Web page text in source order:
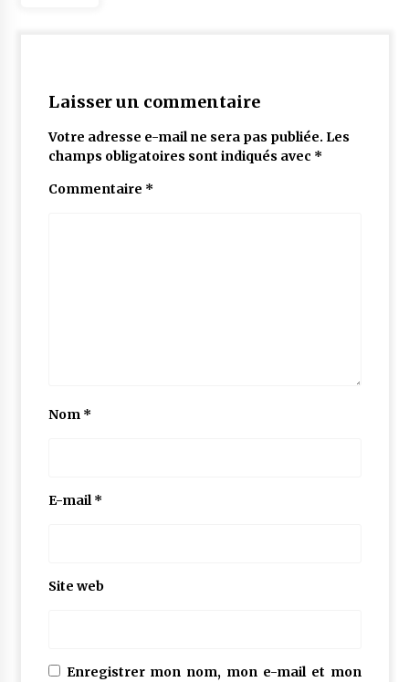
3 semaines ago
Laisser un commentaire
Votre adresse e-mail ne sera pas publiée. Les
champs obligatoires sont indiqués avec *
Commentaire *
Nom *
E-mail*
Site web
Enregistrer mon nom, mon e-mail et mon